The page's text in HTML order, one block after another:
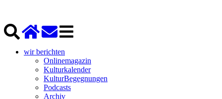
wir berichten
Onlinemagazin
Kulturkalender
KulturBegegnungen
Podcasts
Archiv